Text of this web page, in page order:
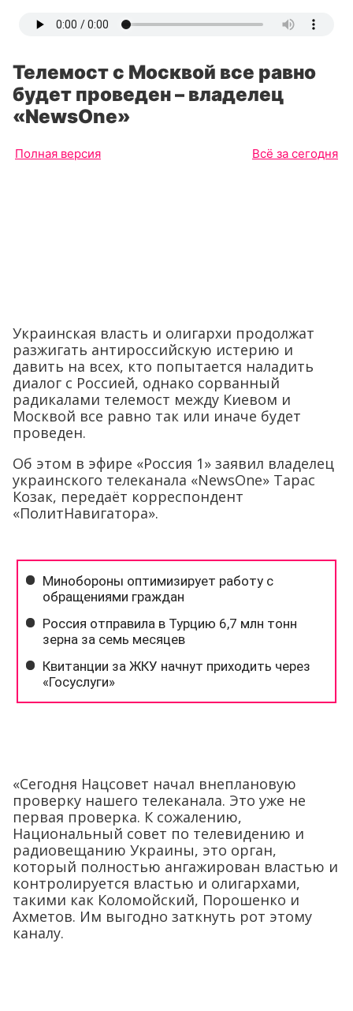
Телемост с Москвой все равно
будет проведен – владелец
«NewsOne»
Полная версия Всё за сегодня
Украинская власть и олигархи продолжат
разжигать антироссийскую истерию и
давить на всех, кто попытается наладить
диалог с Россией, однако сорванный
радикалами телемост между Киевом и
Москвой все равно так или иначе будет
проведен.
Об этом в эфире «Россия 1» заявил владелец
украинского телеканала «NewsOne» Тарас
Козак, передаёт корреспондент
«ПолитНавигатора».
«Сегодня Нацсовет начал внеплановую
проверку нашего телеканала. Это уже не
первая проверка. К сожалению,
Национальный совет по телевидению и
радиовещанию Украины, это орган,
который полностью ангажирован властью и
контролируется властью и олигархами,
такими как Коломойский, Порошенко и
Ахметов. Им выгодно заткнуть рот этому
каналу.